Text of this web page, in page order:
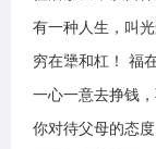
穷在犟和杠！ 福